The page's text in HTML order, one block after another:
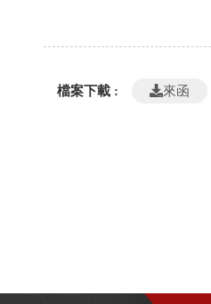
檔案下載 : 來函